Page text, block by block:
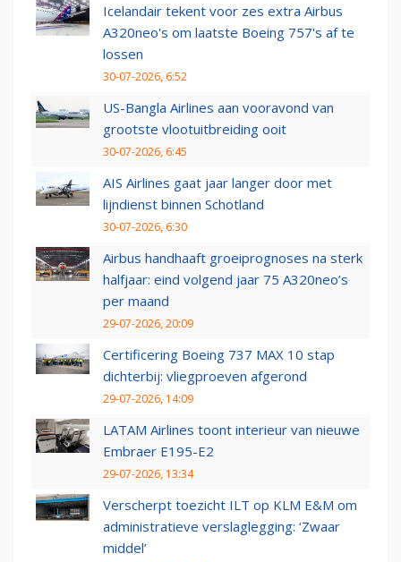
Icelandair tekent voor zes extra Airbus
A320neo's om laatste Boeing 757's af te
lossen
30-07-2026, 6:52
US-Bangla Airlines aan vooravond van
grootste vlootuitbreiding ooit
30-07-2026, 6:45
AIS Airlines gaat jaar langer door met
lijndienst binnen Schotland
30-07-2026, 6:30
Airbus handhaaft groeiprognoses na sterk
halfjaar: eind volgend jaar 75 A320neo’s
per maand
29-07-2026, 20:09
Certificering Boeing 737 MAX 10 stap
dichterbij: vliegproeven afgerond
29-07-2026, 14:09
LATAM Airlines toont interieur van nieuwe
Embraer E195-E2
29-07-2026, 13:34
Verscherpt toezicht ILT op KLM E&M om
administratieve verslaglegging: ‘Zwaar
middel’